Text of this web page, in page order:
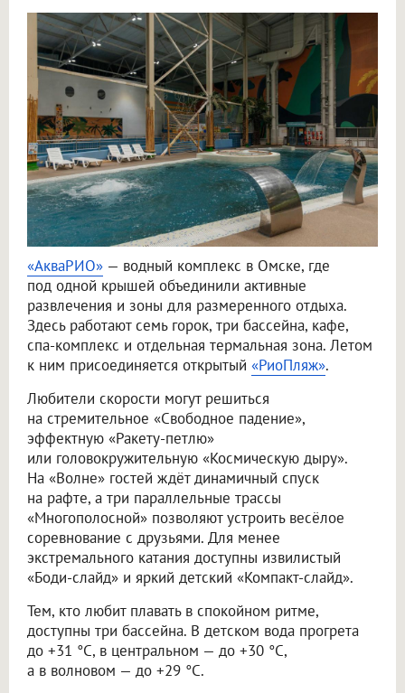
«АкваРИО» — водный комплекс в Омске, где
под одной крышей объединили активные
развлечения и зоны для размеренного отдыха.
Здесь работают семь горок, три бассейна, кафе,
спа-комплекс и отдельная термальная зона. Летом
к ним присоединяется открытый «РиоПляж».
Любители скорости могут решиться
на стремительное «Свободное падение»,
эффектную «Ракету-петлю»
или головокружительную «Космическую дыру».
На «Волне» гостей ждёт динамичный спуск
на рафте, а три параллельные трассы
«Многополосной» позволяют устроить весёлое
соревнование с друзьями. Для менее
экстремального катания доступны извилистый
«Боди-слайд» и яркий детский «Компакт-слайд».
Тем, кто любит плавать в спокойном ритме,
доступны три бассейна. В детском вода прогрета
до +31 °C, в центральном — до +30 °C,
а в волновом — до +29 °C.